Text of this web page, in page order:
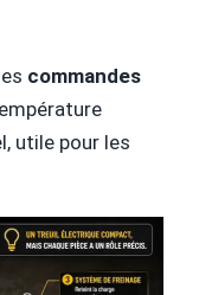
commandes
utile pour les